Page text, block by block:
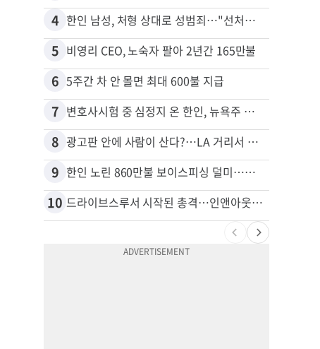
4 한인 남성, 처형 상대로 성범죄…"선처해줬더니 배신자 취급"
5 비영리 CEO, 노숙자 팔아 2년간 165만불
6 5주간 차 안 몰면 최대 600불 지급
7 변호사시험 중 심정지 온 한인, 뉴욕주 제소
8 광고판 안에 사람이 산다?…LA 거리서 화제
9 한인 노린 860만불 보이스피싱 덜미…영사관·한국 검찰 사칭
10 드라이브스루서 시작된 총격…인앤아웃 참사 영상 공개